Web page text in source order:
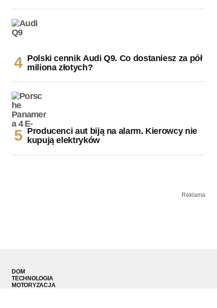
Polski cennik Audi Q9. Co dostaniesz za pół
miliona złotych?
Producenci aut biją na alarm. Kierowcy nie
kupują elektryków
Reklama
DOM
TECHNOLOGIA
MOTORYZACJA